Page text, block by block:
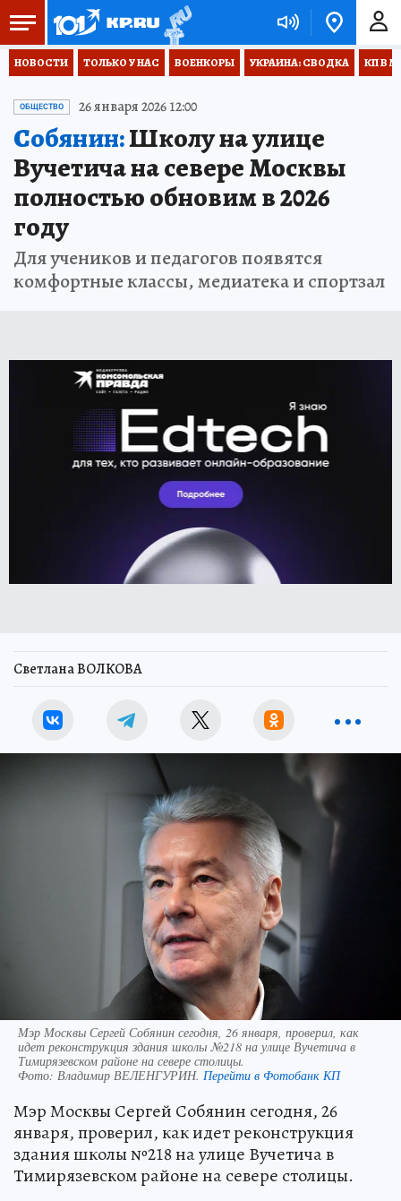
НОВОСТИ ТОЛЬКО У НАС ВОЕНКОРЫ УКРАИНА: СВОДКА КП В
ОБЩЕСТВО 26 января 2026 12:00
Собянин:Школу на улице
Вучетича на севере Москвы
полностью обновим в 2026
году
Для учеников и педагогов появятся
комфортные классы, медиатека и спортзал
Светлана ВОЛКОВА
Мэр Москвы Сергей Собянин сегодня, 26 января, проверил, как
идет реконструкция здания школы №218 на улице Вучетича в
Тимирязевском районе на севере столицы.
Фото: Владимир ВЕЛЕНГУРИН. Перейти в Фотобанк КП
Мэр Москвы Сергей Собянин сегодня, 26
января, проверил, как идет реконструкция
здания школы №218 на улице Вучетича в
Тимирязевском районе на севере столицы.